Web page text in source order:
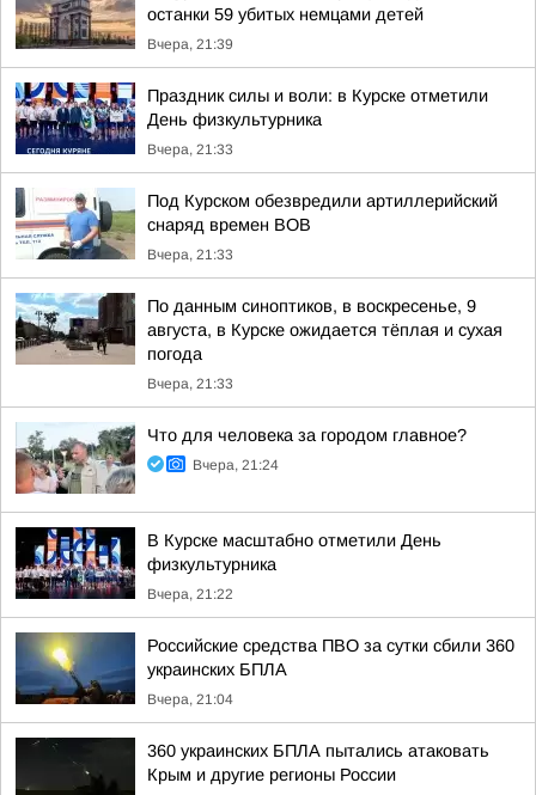
останки 59 убитых немцами детей
Вчера, 21:39
Праздник силы и воли: в Курске отметили
День физкультурника
Вчера, 21:33
Под Курском обезвредили артиллерийский
снаряд времен ВОВ
Вчера, 21:33
По данным синоптиков, в воскресенье, 9
августа, в Курске ожидается тёплая и сухая
погода
Вчера, 21:33
Что для человека за городом главное?
Вчера, 21:24
В Курске масштабно отметили День
физкультурника
Вчера, 21:22
Российские средства ПВО за сутки сбили 360
украинских БПЛА
Вчера, 21:04
360 украинских БПЛА пытались атаковать
Крым и другие регионы России